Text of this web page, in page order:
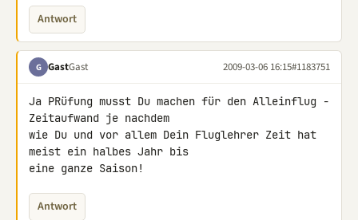
Antwort
G GastGast 2009-03-06 16:15#1183751
Ja PRüfung musst Du machen für den Alleinflug -
Zeitaufwand je nachdem
wie Du und vor allem Dein Fluglehrer Zeit hat
meist ein halbes Jahr bis
eine ganze Saison!
Antwort